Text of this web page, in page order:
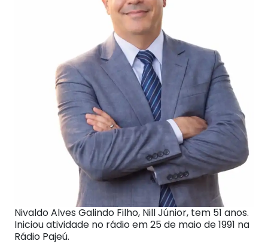
Nivaldo Alves Galindo Filho, Nill Júnior, tem 51 anos.
Iniciou atividade no rádio em 25 de maio de 1991 na
Rádio Pajeú.